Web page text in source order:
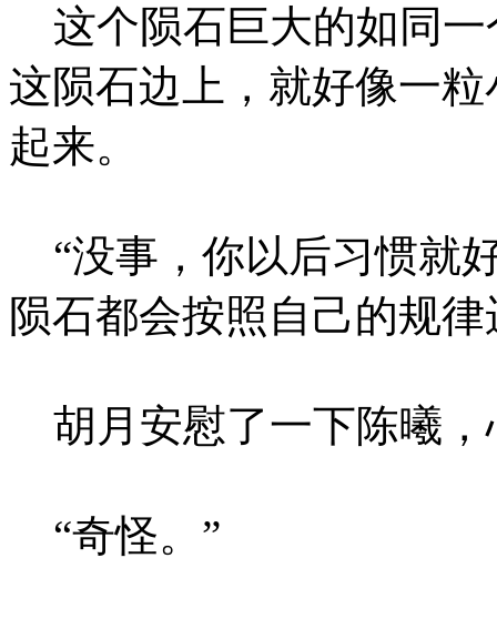
这个陨石巨大的如同一
这陨石边上，就好像一
起来。
“没事，你以后习惯就
陨石都会按照自己的规律
胡月安慰了一下陈曦，
“奇怪。”